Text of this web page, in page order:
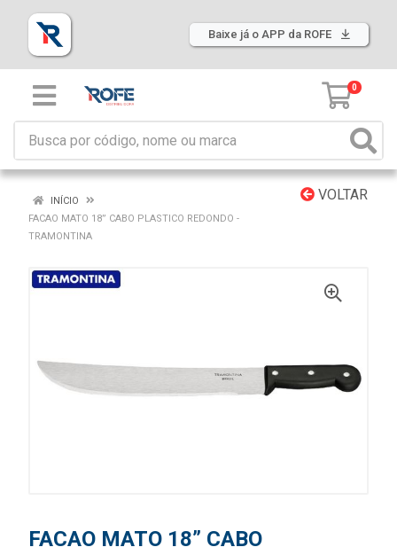
Baixe já o APP da ROFE
0
VOLTAR
INÍCIO
FACAO MATO 18” CABO PLASTICO REDONDO -
TRAMONTINA
FACAO MATO 18” CABO